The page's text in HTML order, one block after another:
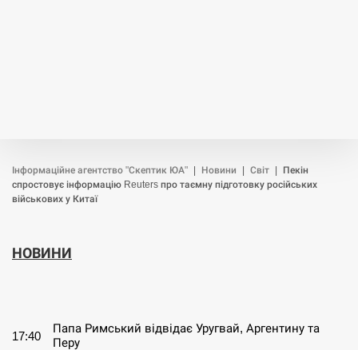
Інформаційне агентство "Скептик ЮА" Новини Світ
Пекін
спростовує інформацію Reuters про таємну підготовку російських
військових у Китаї
НОВИНИ
17:40
Папа Римський відвідає Уругвай, Аргентину та
Перу